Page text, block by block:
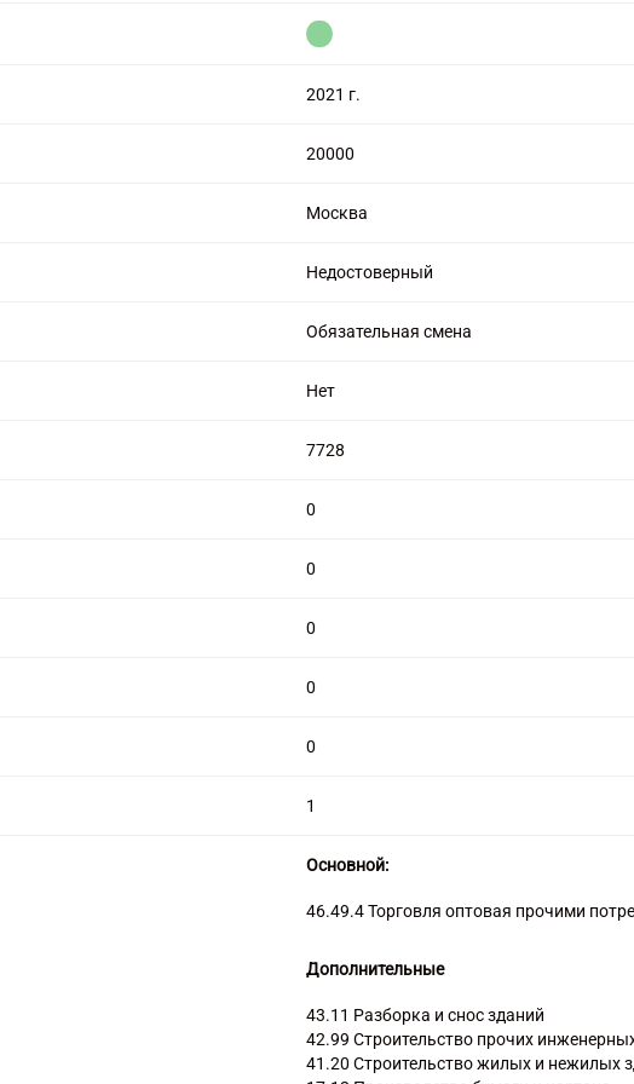
С лицензией на алмазную торговлю
2021 г.
20000
Москва
Недостоверный
Обязательная смена
Нет
7728
0
0
0
0
0
1
Основной:
46.49.4 Торговля оптовая прочими
Дополнительные
43.11 Разборка и снос зданий
42.99 Строительство прочих
41.20 Строительство жилых и нежилых